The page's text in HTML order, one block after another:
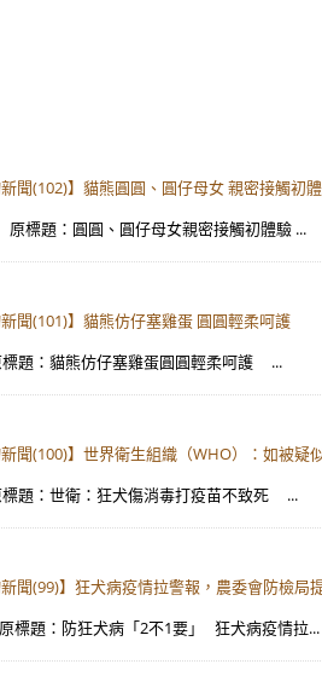
聞(102)】貓熊圓圓、圓仔母女 親密接觸初
標題：圓圓、圓仔母女親密接觸初體驗 ...
聞(101)】貓熊仿仔塞雞蛋 圓圓輕柔呵護
題：貓熊仿仔塞雞蛋圓圓輕柔呵護 ...
聞(100)】世界衛生組織（WHO）：如被
題：世衛：狂犬傷消毒打疫苗不致死 ...
聞(99)】狂犬病疫情拉警報，農委會防檢局
標題：防狂犬病「2不1要」 狂犬病疫情拉...